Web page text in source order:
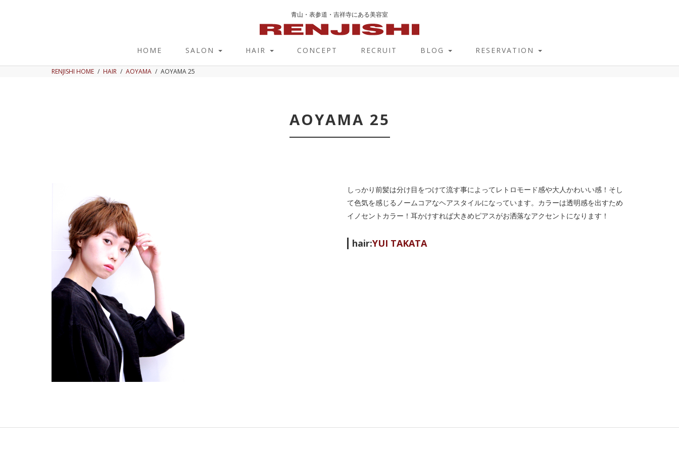
青山・表参道・吉祥寺にある美容室
HOME SALON HAIR CONCEPT RECRUIT BLOG RESERVATION
RENJISHI HOME HAIR AOYAMA AOYAMA 25
AOYAMA 25
しっかり前髪は分け目をつけて流す事によってレトロモード感や大人かわいい感！そし
て色気を感じるノームコアなヘアスタイルになっています。カラーは透明感を出すため
イノセントカラー！耳かけすれば大きめピアスがお洒落なアクセントになります！
hair:YUI TAKATA